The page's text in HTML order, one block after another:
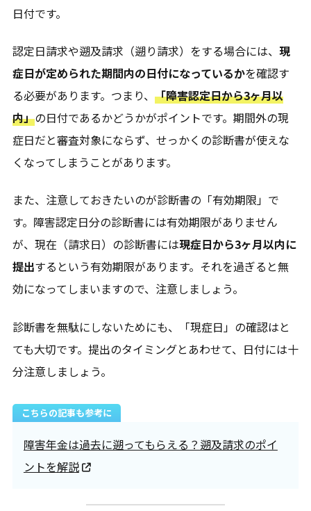
日付です。
認定日請求や遡及請求（遡り請求）をする場合には、 現
症日が定められた期間内の日付になっているかを確認す
る必要があります。つまり、 「障害認定日から3ヶ月以
内」の日付であるかどうかがポイントです。期間外の現
症日だと審査対象にならず、せっかくの診断書が使えな
くなってしまうことがあります。
また、注意しておきたいのが診断書の「有効期限」で
す。障害認定日分の診断書には有効期限がありません
が、現在（請求日）の診断書には現症日から3ヶ月以内に
提出するという有効期限があります。それを過ぎると無
効になってしまいますので、注意しましょう。
診断書を無駄にしないためにも、「現症日」の確認はと
ても大切です。提出のタイミングとあわせて、日付には十
分注意しましょう。
こちらの記事も参考に
障害年金は過去に遡ってもらえる？遡及請求のポイ
ントを解説